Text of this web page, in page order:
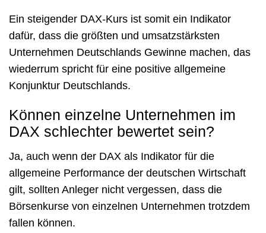
Ein steigender DAX-Kurs ist somit ein Indikator
dafür, dass die größten und umsatzstärksten
Unternehmen Deutschlands Gewinne machen, das
wiederrum spricht für eine positive allgemeine
Konjunktur Deutschlands.
Können einzelne Unternehmen im
DAX schlechter bewertet sein?
Ja, auch wenn der DAX als Indikator für die
allgemeine Performance der deutschen Wirtschaft
gilt, sollten Anleger nicht vergessen, dass die
Börsenkurse von einzelnen Unternehmen trotzdem
fallen können.